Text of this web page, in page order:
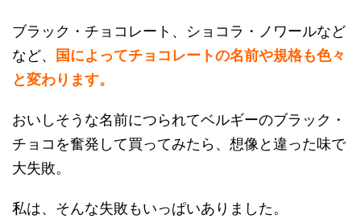
ブラック・チョコレート、ショコラ・ノワールなど
など、
国によってチョコレートの名前や規格も色々
と変わります。
おいしそうな名前につられてベルギーのブラック・
チョコを奮発して買ってみたら、想像と違った味で
大失敗。
私は、そんな失敗もいっぱいありました。